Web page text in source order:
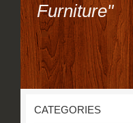
Furniture"
CATEGORIES